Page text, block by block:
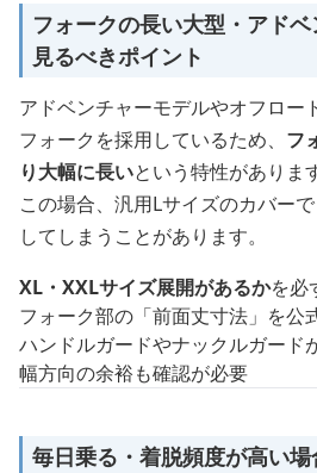
フォークの長い大型・アド
見るべきポイント
アドベンチャーモデルやオフロー
フォークを採用しているため、 フ
り大幅に長いという特性があります
この場合、汎用Lサイズのカバー
してしまうことがあります。
XL・XXLサイズ展開があるかを必
フォーク部の「前面丈寸法」を公
ハンドルガードやナックルガード
幅方向の余裕も確認が必要
毎日乗る・着脱頻度が高い